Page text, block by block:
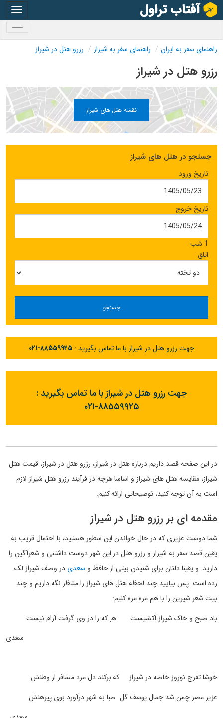
راهنمای سفر به ایران راهنمای سفر به شیراز رزرو هتل در شیراز
رزرو هتل در شیراز
نقشه هتل های شیراز
جستجو در هتل های شیراز
تاریخ ورود
تاریخ خروج
1 شب
اتاق
جستجو
جهت رزرو هتل در شیراز با ما تماس بگیرید : ۰۲۱-۸۸۵۵۹۹۲۵
جهت رزرو هتل در شیراز با ما تماس بگیرید :
۰۲۱-۸۸۵۵۹۹۲۵
در این صفحه قصد داریم درباره هتل در شیراز، رزرو هتل در شیراز، قیمت هتل
شیراز، مقایسه هتل های شیراز و اساسا هرچه در فرآیند رزرو هتل شیراز لازم
است به آن توجه کنید، توضیحاتی ارائه کنیم.
مقدمه ای بر رزرو هتل در شیراز
شما دوست عزیزی که در حال خواندن این سطور هستید، با احتمال قریب به
یقین قصد سفر به شیراز و رزرو هتل در این شهر دوست داشتنی و شعرآگین را
دارید. و یقینا دلتان برای شنیدن بیتی از حافظ و سعدی در وصف شیراز لک
زده است. پس بیایید چند لحظه هتل های شیراز را منتظر نگه داریم و چند
بیت شعر شیرین را با هم مزه مزه کنیم:
باد صبح و خاک شیراز آتشیست هر که را در وی گرفت آرام نیست
سعدی
خوشا تفرج نوروز خاصه در شیراز که برکند دل مرد مسافر از وطنش
عزیز مصر چمن شد جمال یوسف گل صبا به شهر درآورد بوی پیرهنش